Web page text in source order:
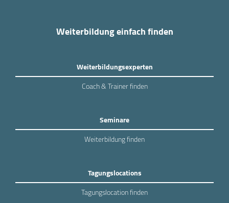
Weiterbildung einfach finden
Weiterbildungsexperten
Coach & Trainer finden
Seminare
Weiterbildung finden
Tagungslocations
Tagungslocation finden